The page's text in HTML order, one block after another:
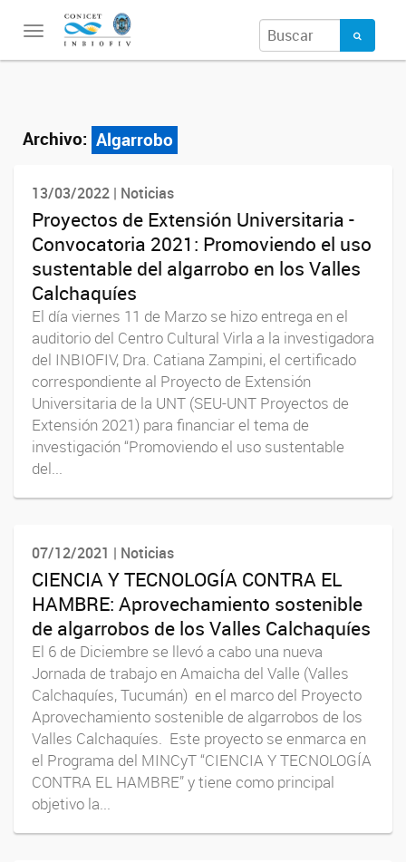
Toggle
navigation
Archivo: Algarrobo
13/03/2022 | Noticias
Proyectos de Extensión Universitaria -
Convocatoria 2021: Promoviendo el uso
sustentable del algarrobo en los Valles
Calchaquíes
El día viernes 11 de Marzo se hizo entrega en el
auditorio del Centro Cultural Virla a la investigadora
del INBIOFIV, Dra. Catiana Zampini, el certificado
correspondiente al Proyecto de Extensión
Universitaria de la UNT (SEU-UNT Proyectos de
Extensión 2021) para financiar el tema de
investigación “Promoviendo el uso sustentable
del...
07/12/2021 | Noticias
CIENCIA Y TECNOLOGÍA CONTRA EL
HAMBRE: Aprovechamiento sostenible
de algarrobos de los Valles Calchaquíes
El 6 de Diciembre se llevó a cabo una nueva
Jornada de trabajo en Amaicha del Valle (Valles
Calchaquíes, Tucumán) en el marco del Proyecto
Aprovechamiento sostenible de algarrobos de los
Valles Calchaquíes. Este proyecto se enmarca en
el Programa del MINCyT “CIENCIA Y TECNOLOGÍA
CONTRA EL HAMBRE” y tiene como principal
objetivo la...